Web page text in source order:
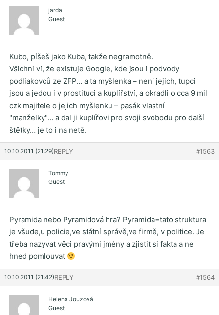
jarda
Guest
Kubo, píšeš jako Kuba, takže negramotně.
Všichni ví, že existuje Google, kde jsou i podvody
podliakovců ze ZFP… a ta myšlenka – není jejich, tupci
jsou a jedou i v prostituci a kuplířství, a okradli o cca 9 mil
czk majitele o jejich myšlenku – pasák vlastní
"manželky"… a dal ji kuplířovi pro svoji svobodu pro další
štětky… je to i na netě.
10.10.2011 (21:29) #1563
REPLY
Tommy
Guest
Pyramida nebo Pyramidová hra? Pyramida=tato struktura
je všude,u policie,ve státní správě,ve firmě, v politice. Je
třeba nazývat věci pravými jmény a zjistit si fakta a ne
hned pomlouvat
10.10.2011 (21:42) #1564
REPLY
Helena Jouzová
Guest